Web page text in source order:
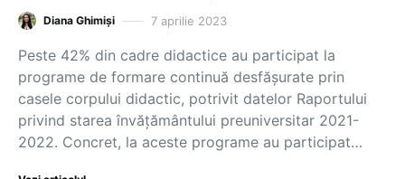
Diana Ghimiși 7 aprilie 2023
Peste 42% din cadre didactice au participat la
programe de formare continuă desfășurate prin
casele corpului didactic, potrivit datelor Raportului
privind starea învățământului preuniversitar 2021-
2022. Concret, la aceste programe au participat…